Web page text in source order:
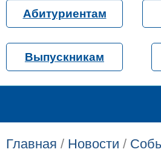
Абитуриентам
Выпускникам
Главная / Новости /